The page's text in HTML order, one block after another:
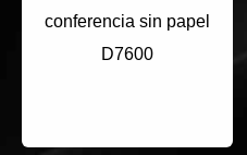
conferencia sin papel
D7600